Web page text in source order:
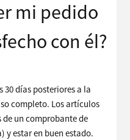
mi pedido
con él?
30 días posteriores a la
completo. Los artículos
un comprobante de
y estar en buen estado.